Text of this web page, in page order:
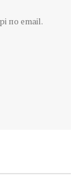
по email.